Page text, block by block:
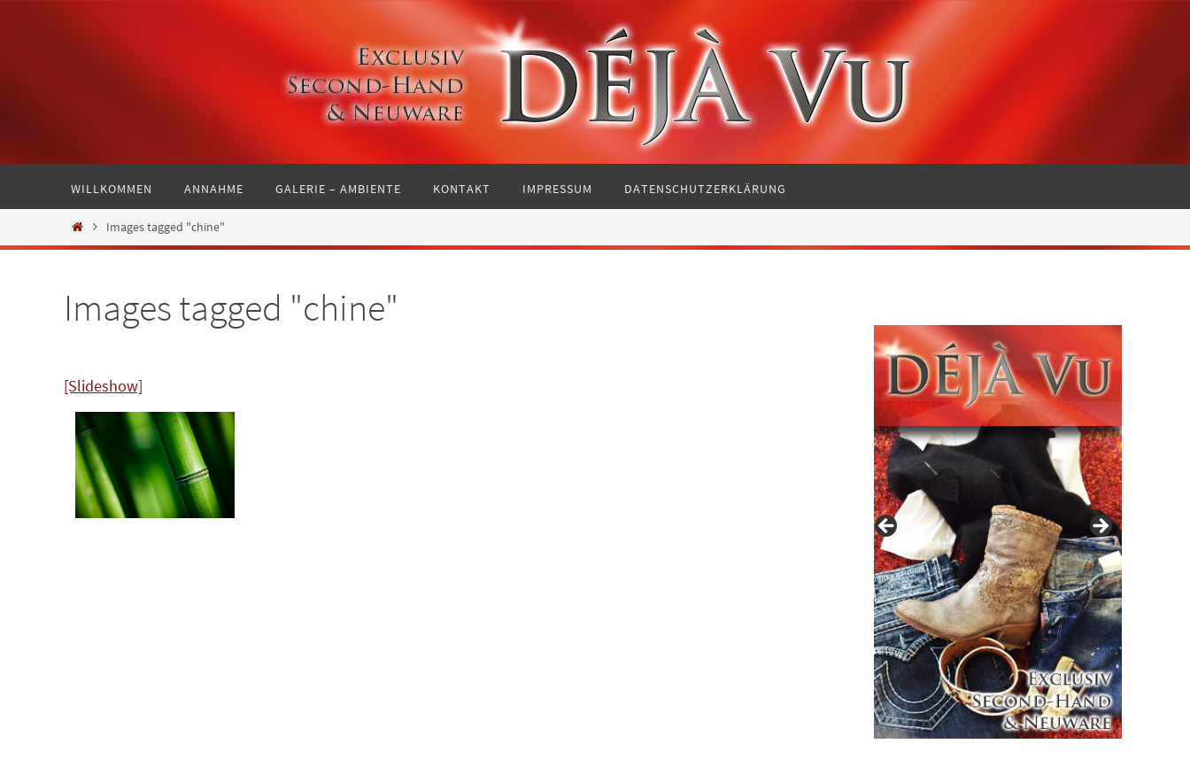
WILLKOMMEN ANNAHME GALERIE – AMBIENTE KONTAKT IMPRESSUM DATENSCHUTZERKLÄRUNG
StartImages tagged "chine"
Images tagged "chine"
[Slideshow]